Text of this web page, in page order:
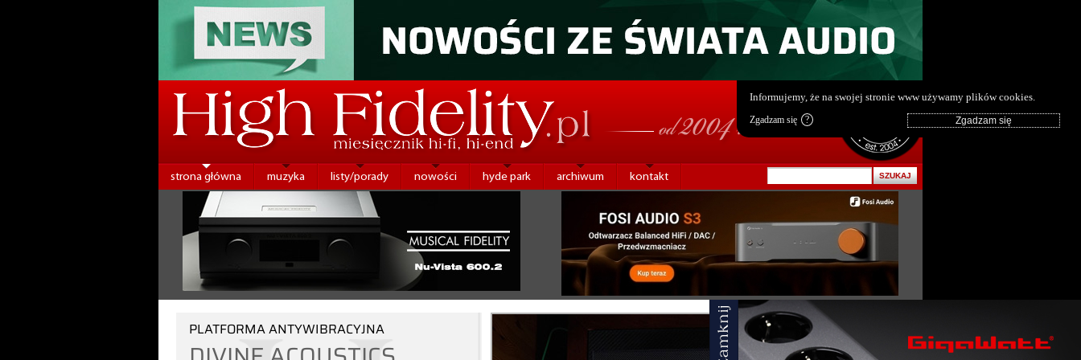
strona główna muzyka listy/porady nowości hyde park archiwum kontakt
PLATFORMA ANTYWIBRACYJNA
Informujemy, że na swojej stronie www używamy plików cookies.
Zgadzam się ?